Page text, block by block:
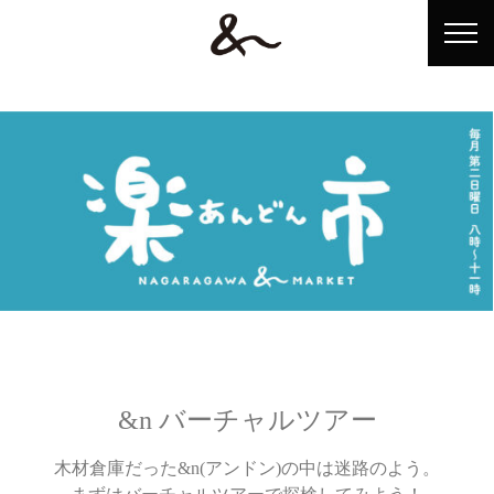
&n（アンドン）とは？
ショップ情報
&n バーチャルツアー
木材倉庫だった&n(アンドン)の中は迷路のよう。